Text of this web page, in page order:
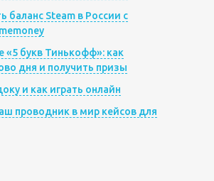
баланс Steam в России с
«5 букв Тинькофф»: как
дня и получить призы
и как играть онлайн
проводник в мир кейсов для